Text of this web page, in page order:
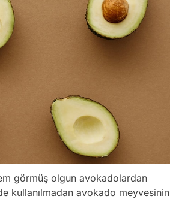
görmüş olgun avokadolardan
kullanılmadan avokado meyvesinin